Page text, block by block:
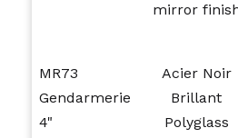
mirror
MR73
Gendarmerie
4"
Acier Noir
Brillant
Polyglass